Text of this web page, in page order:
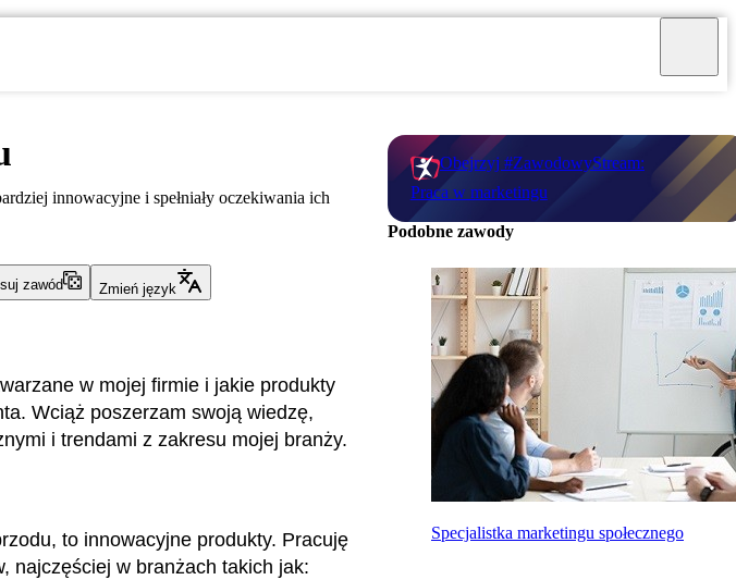
innowacyjne i spełniały oczekiwania ich
zawód Zmień język
w mojej firmie i jakie produkty
Wciąż poszerzam swoją wiedzę,
i trendami z zakresu mojej branży.
to innowacyjne produkty. Pracuję
najczęściej w branżach takich jak:
Obejrzyj #ZawodowyStream:
Praca w marketingu
Podobne zawody
Specjalistka marketingu społecznego